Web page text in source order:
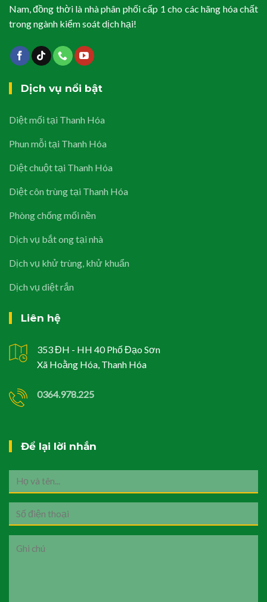
Nam, đồng thời là nhà phân phối cấp 1 cho các hãng hóa chất
trong ngành kiểm soát dịch hại!
Dịch vụ nổi bật
Diệt mối tại Thanh Hóa
Phun mỗi tại Thanh Hóa
Diệt chuột tại Thanh Hóa
Diệt côn trùng tại Thanh Hóa
Phòng chống mối nền
Dịch vụ bắt ong tại nhà
Dịch vụ khử trùng, khử khuẩn
Dịch vụ diệt rắn
Liên hệ
353 ĐH - HH 40 Phố Đạo Sơn
Xã Hoằng Hóa, Thanh Hóa
0364.978.225
Để lại lời nhắn